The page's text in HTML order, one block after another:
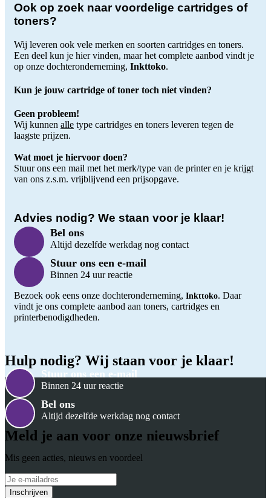
Ook op zoek naar voordelige cartridges of
toners?
Wij leveren ook vele merken en soorten cartridges en toners.
Een deel kun je hier vinden, maar het complete aanbod vindt je
op onze dochteronderneming, Inkttoko.
Kun je jouw cartridge of toner toch niet vinden?
Geen probleem!
Wij kunnen alle type cartridges en toners leveren tegen de
laagste prijzen.
Wat moet je hiervoor doen?
Stuur ons een mail met het merk/type van de printer en je krijgt
van ons z.s.m. vrijblijvend een prijsopgave.
Advies nodig? We staan voor je klaar!
Bel ons
Altijd dezelfde werkdag nog contact
Stuur ons een e-mail
Binnen 24 uur reactie
Bezoek ook eens onze dochteronderneming, Inkttoko. Daar
vindt je ons complete aanbod aan toners, cartridges en
printerbenodigdheden.
Hulp nodig? Wij staan voor je klaar!
Stuur ons een e-mail
Binnen 24 uur reactie
Bel ons
Altijd dezelfde werkdag nog contact
Meld je aan voor onze nieuwsbrief
Mis geen acties, nieuws en voordeel